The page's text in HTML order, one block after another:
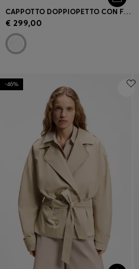
CAPPOTTO DOPPIOPETTO CON FIT MORBIDO IN BOUCLÉ
€ 299,00
-46%